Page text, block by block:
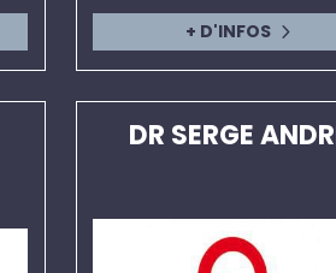
+ D'INFOS
DR SERGE